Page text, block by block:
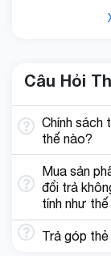
Câu Hỏi
Chính sách
thế nào?
Mua sản
đổi trả
tính như
Trả góp